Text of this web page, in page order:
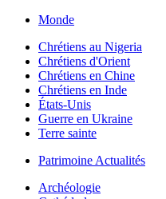
Monde
Chrétiens au Nigeria
Chrétiens d'Orient
Chrétiens en Chine
Chrétiens en Inde
États-Unis
Guerre en Ukraine
Terre sainte
Patrimoine Actualités
Archéologie